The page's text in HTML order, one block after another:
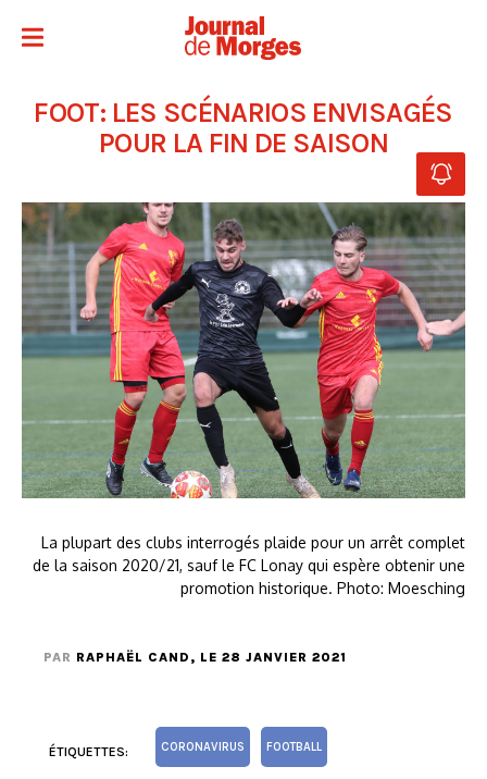
FOOT: LES SCÉNARIOS ENVISAGÉS
POUR LA FIN DE SAISON
La plupart des clubs interrogés plaide pour un arrêt complet
de la saison 2020/21, sauf le FC Lonay qui espère obtenir une
promotion historique. Photo: Moesching
PAR RAPHAËL CAND , LE 28 JANVIER 2021
ÉTIQUETTES: CORONAVIRUS FOOTBALL